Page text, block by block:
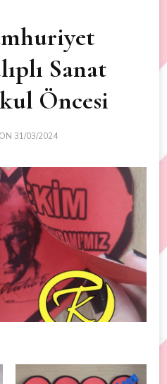
Sanat
Öncesi
31/03/2024